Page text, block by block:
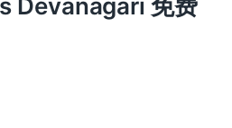
Devanagari 免费